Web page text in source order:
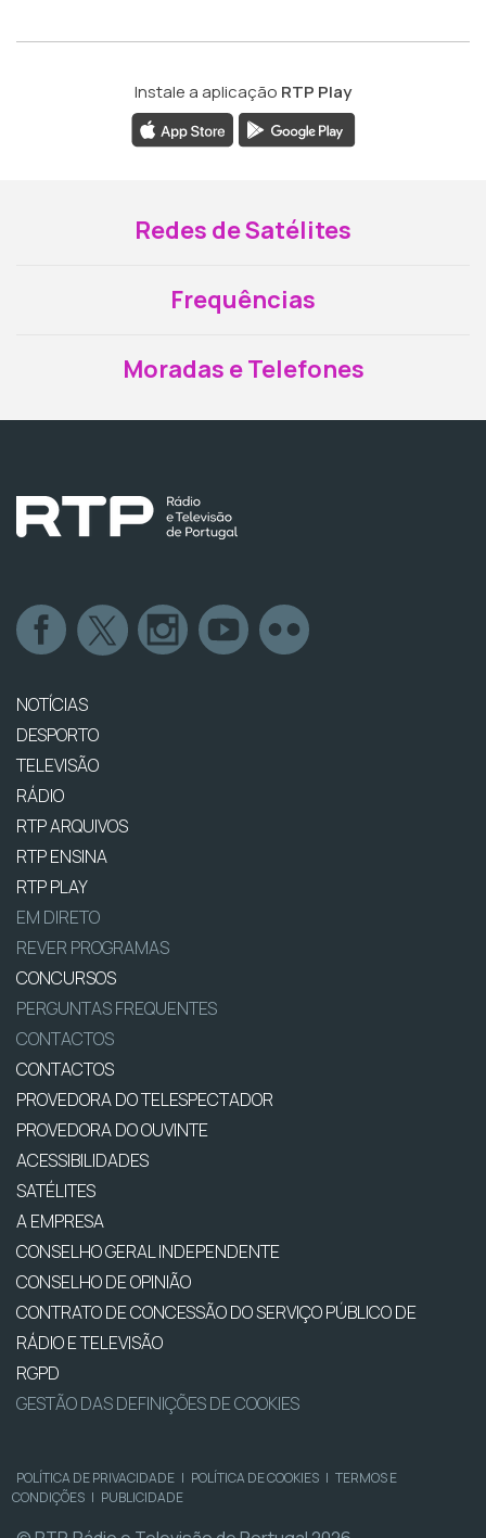
Instale a aplicação RTP Play
Redes de Satélites
Frequências
Moradas e Telefones
NOTÍCIAS
DESPORTO
TELEVISÃO
RÁDIO
RTP ARQUIVOS
RTP ENSINA
RTP PLAY
EM DIRETO
REVER PROGRAMAS
CONCURSOS
PERGUNTAS FREQUENTES
CONTACTOS
CONTACTOS
PROVEDORA DO TELESPECTADOR
PROVEDORA DO OUVINTE
ACESSIBILIDADES
SATÉLITES
A EMPRESA
CONSELHO GERAL INDEPENDENTE
CONSELHO DE OPINIÃO
CONTRATO DE CONCESSÃO DO SERVIÇO PÚBLICO DE
RÁDIO E TELEVISÃO
RGPD
GESTÃO DAS DEFINIÇÕES DE COOKIES
POLÍTICA DE PRIVACIDADE | POLÍTICA DE COOKIES | TERMOS E
CONDIÇÕES | PUBLICIDADE